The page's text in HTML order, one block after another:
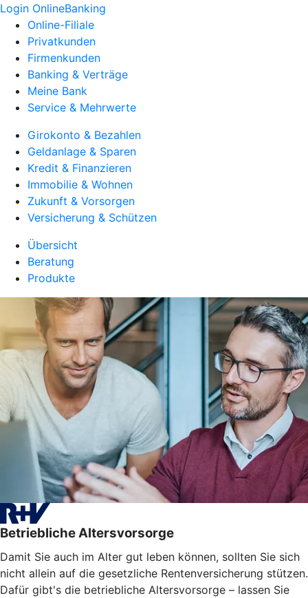
Login OnlineBanking
Online-Filiale
Privatkunden
Firmenkunden
Banking & Verträge
Meine Bank
Service & Mehrwerte
Girokonto & Bezahlen
Geldanlage & Sparen
Kredit & Finanzieren
Immobilie & Wohnen
Zukunft & Vorsorgen
Versicherung & Schützen
Übersicht
Beratung
Produkte
Betriebliche Altersvorsorge
Damit Sie auch im Alter gut leben können, sollten Sie sich
nicht allein auf die gesetzliche Rentenversicherung stützen.
Dafür gibt's die betriebliche Altersvorsorge – lassen Sie